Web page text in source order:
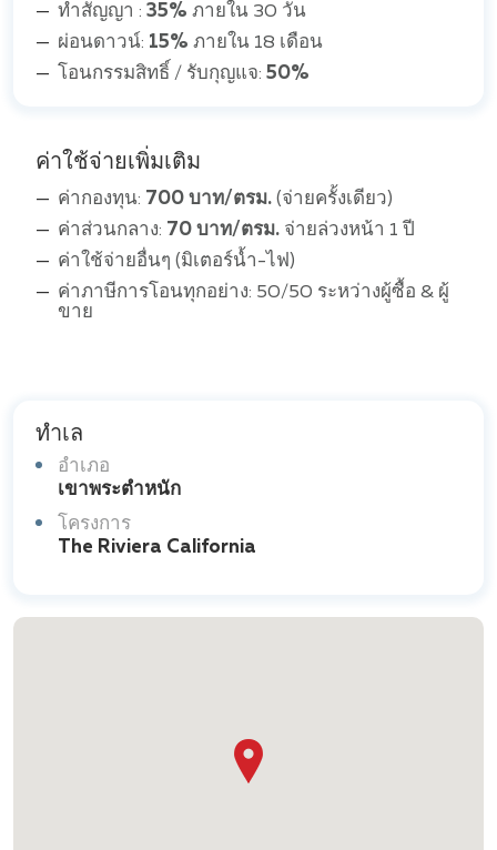
ทำสัญญา : 35% ภายใน 30 วัน
ผ่อนดาวน์: 15% ภายใน 18 เดือน
โอนกรรมสิทธิ์ / รับกุญแจ: 50%
ค่าใช้จ่ายเพิ่มเติม
ค่ากองทุน: 700 บาท/ตรม. (จ่ายครั้งเดียว)
ค่าส่วนกลาง: 70 บาท/ตรม. จ่ายล่วงหน้า 1 ปี
ค่าใช้จ่ายอื่นๆ (มิเตอร์น้ำ-ไฟ)
ค่าภาษีการโอนทุกอย่าง: 50/50 ระหว่างผู้ซื้อ & ผู้
ขาย
ทำเล
อำเภอ
เขาพระตำหนัก
โครงการ
The Riviera California